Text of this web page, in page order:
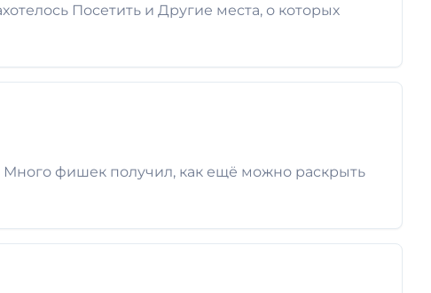
Посетить и Другие места, о которых
Много фишек получил, как ещё можно раскрыть